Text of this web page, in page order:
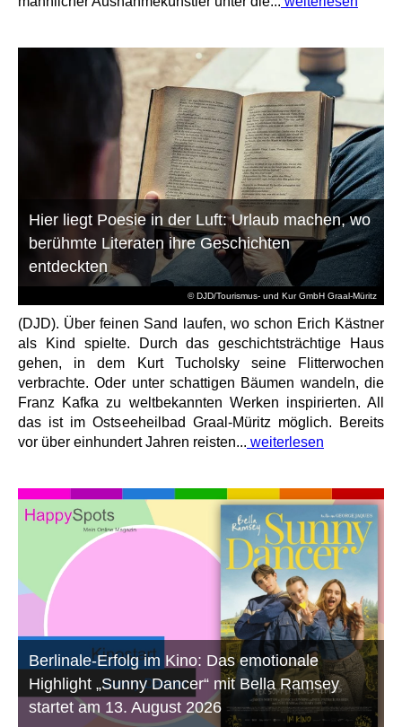
© DJD/Tourismus- und Kur GmbH Graal-Müritz
Hier liegt Poesie in der Luft: Urlaub machen, wo
berühmte Literaten ihre Geschichten
entdeckten
(DJD). Über feinen Sand laufen, wo schon Erich Kästner
als Kind spielte. Durch das geschichtsträchtige Haus
gehen, in dem Kurt Tucholsky seine Flitterwochen
verbrachte. Oder unter schattigen Bäumen wandeln, die
Franz Kafka zu weltbekannten Werken inspirierten. All
das ist im Ostseeheilbad Graal-Müritz möglich. Bereits
vor über einhundert Jahren reisten... weiterlesen
Berlinale-Erfolg im Kino: Das emotionale
Highlight „Sunny Dancer“ mit Bella Ramsey
startet am 13. August 2026